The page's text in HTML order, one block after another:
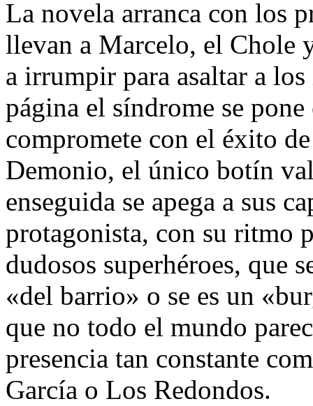
La novela arranca con los
llevan a Marcelo, el Chole
a irrumpir para asaltar a
página el síndrome se
compromete con el éxito
Demonio, el único botín
enseguida se apega a sus
protagonista, con su ritmo
dudosos superhéroes, que
«del barrio» o se es un
que no todo el mundo
presencia tan constante
García o Los Redondos.